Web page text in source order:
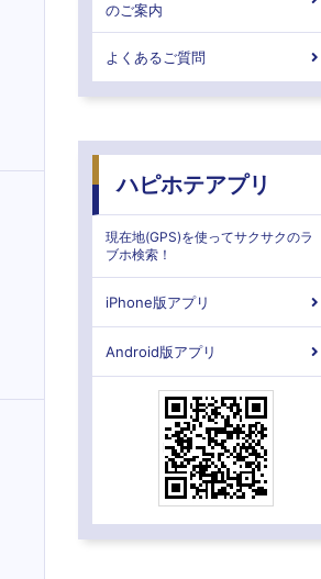
のご案内
よくあるご質問
ハピホテアプリ
現在地(GPS)を使ってサクサクのラ
ブホ検索！
iPhone版アプリ
Android版アプリ